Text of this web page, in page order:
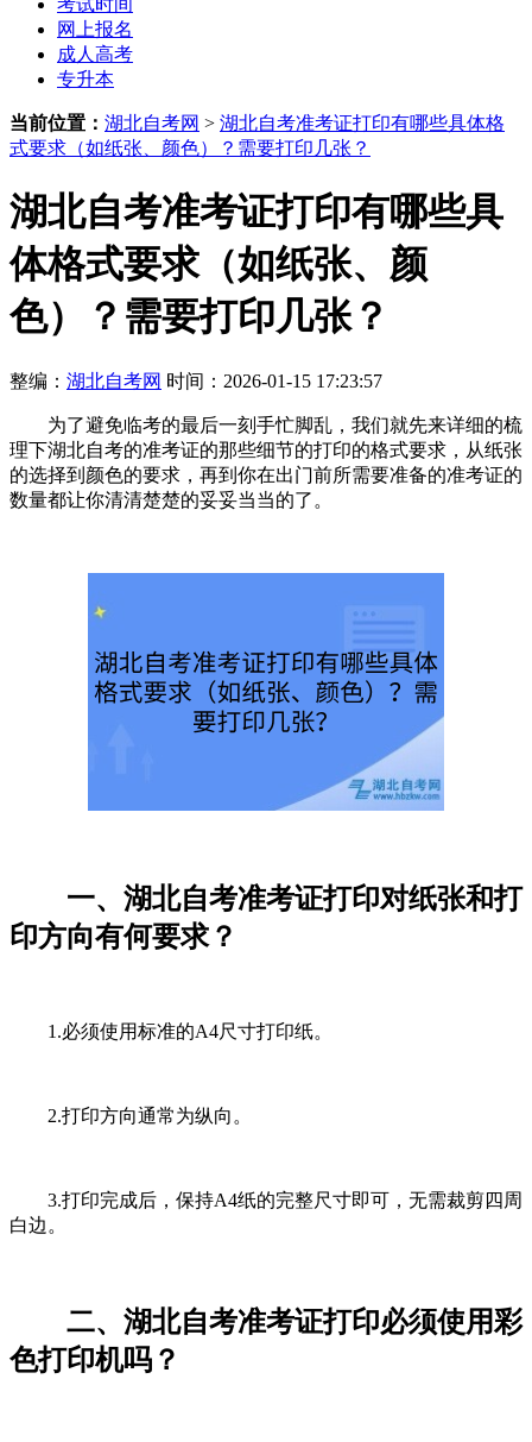
考试时间
网上报名
成人高考
专升本
当前位置： 湖北自考网 > 湖北自考准考证打印有哪些具体格
式要求（如纸张、颜色）？需要打印几张？
湖北自考准考证打印有哪些具
体格式要求（如纸张、颜
色）？需要打印几张？
整编： 湖北自考网 时间：2026-01-15 17:23:57
为了避免临考的最后一刻手忙脚乱，我们就先来详细的梳
理下湖北自考的准考证的那些细节的打印的格式要求，从纸张
的选择到颜色的要求，再到你在出门前所需要准备的准考证的
数量都让你清清楚楚的妥妥当当的了。
一、湖北自考准考证打印对纸张和打
印方向有何要求？
1.必须使用标准的A4尺寸打印纸。
2.打印方向通常为纵向。
3.打印完成后，保持A4纸的完整尺寸即可，无需裁剪四周
白边。
二、湖北自考准考证打印必须使用彩
色打印机吗？